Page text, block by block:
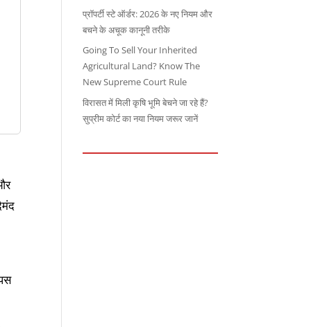
प्रॉपर्टी स्टे ऑर्डर: 2026 के नए नियम और
बचने के अचूक कानूनी तरीके
Going To Sell Your Inherited
Agricultural Land? Know The
New Supreme Court Rule
विरासत में मिली कृषि भूमि बेचने जा रहे हैं?
सुप्रीम कोर्ट का नया नियम जरूर जानें